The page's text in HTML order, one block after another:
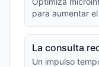
para aumentar
La consulta
Un impulso